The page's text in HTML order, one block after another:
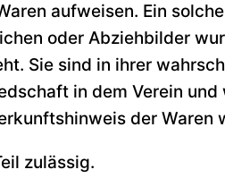
aufweisen. Ein
oder Abziehbilder
Sie sind in ihrer
in dem Verein und
der Waren
zulässig.